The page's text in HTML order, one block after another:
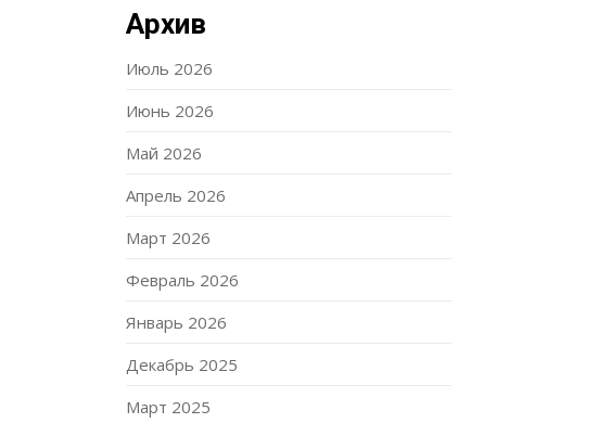
Архив
Июль 2026
Июнь 2026
Май 2026
Апрель 2026
Март 2026
Февраль 2026
Январь 2026
Декабрь 2025
Март 2025